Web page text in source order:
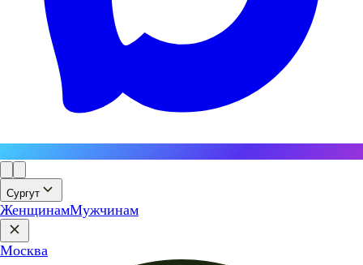
Сургут
ЖенщинамМужчинам
Москва